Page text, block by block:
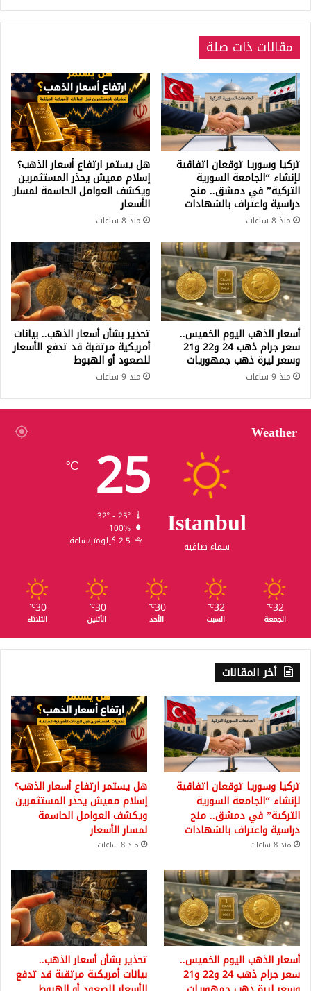
الجمعة
مقالات ذات صلة
تركيا وسوريا توقعان اتفاقية
لإنشاء “الجامعة السورية
التركية” في دمشق.. منح
دراسية واعتراف بالشهادات
منذ 8 ساعات
هل يستمر ارتفاع أسعار الذهب؟
إسلام مميش يحذر المستثمرين
ويكشف العوامل الحاسمة لمسار
الأسعار
منذ 8 ساعات
أسعار الذهب اليوم الخميس..
سعر جرام ذهب 24 و22 و21
وسعر ليرة ذهب جمهوريات
منذ 9 ساعات
تحذير بشأن أسعار الذهب.. بيانات
أمريكية مرتقبة قد تدفع الأسعار
للصعود أو الهبوط
منذ 9 ساعات
Weather
Istanbul
سماء صافية
25
℃
32º - 25º
100%
2.5 كيلومتر/ساعة
32
℃
الجمعة
32
℃
السبت
30
℃
الأحد
30
℃
الأثنين
30
℃
الثلاثاء
أخر المقالات
تركيا وسوريا توقعان اتفاقية
لإنشاء “الجامعة السورية
التركية” في دمشق.. منح
دراسية واعتراف بالشهادات
منذ 8 ساعات
هل يستمر ارتفاع أسعار الذهب؟
إسلام مميش يحذر المستثمرين
ويكشف العوامل الحاسمة
لمسار الأسعار
منذ 8 ساعات
أسعار الذهب اليوم الخميس..
سعر جرام ذهب 24 و22 و21
تحذير بشأن أسعار الذهب..
بيانات أمريكية مرتقبة قد تدفع